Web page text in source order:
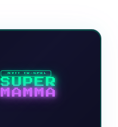
NYTT TV-SPEL
SUPER
MAMMA